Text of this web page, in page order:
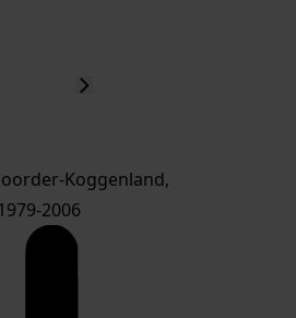
Koggenland,
2006